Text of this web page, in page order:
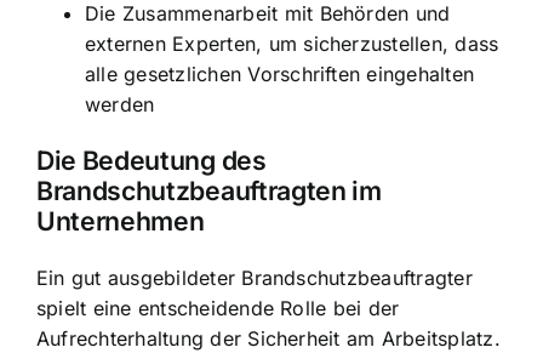
Die Zusammenarbeit mit Behörden und
externen Experten, um sicherzustellen, dass
alle gesetzlichen Vorschriften eingehalten
werden
Die Bedeutung des
Brandschutzbeauftragten im
Unternehmen
Ein gut ausgebildeter Brandschutzbeauftragter
spielt eine entscheidende Rolle bei der
Aufrechterhaltung der Sicherheit am Arbeitsplatz.